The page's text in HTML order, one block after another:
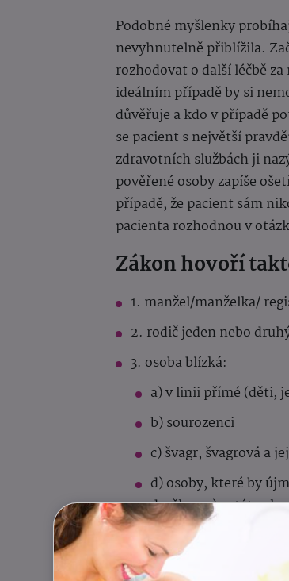
Podobné myšlenky
nevyhnutelně přiblížila.
rozhodovat o další léčbě
ideálním případě by si
důvěřuje a kdo v případě
se pacient s největší
zdravotních službách ji
pověřené osoby zapíše
případě, že pacient sám
pacienta rozhodnou v
Zákon hovoří
1. manžel/manželka/
2. rodič jeden nebo
3. osoba blízká:
a) v linii přímé (děti,
b) sourozenci
c) švagr, švagrová a
d) osoby, které by
družka....), v této
Přemýšleli jste, kdo by
ještě jeden institut, který